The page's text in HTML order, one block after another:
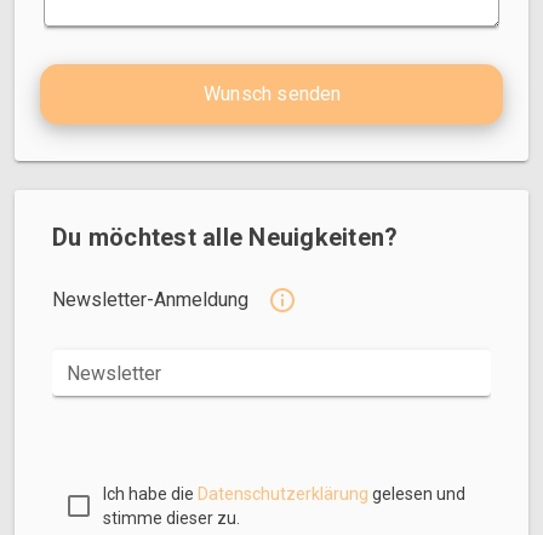
Wunsch senden
Du möchtest alle Neuigkeiten?
Newsletter-Anmeldung
Newsletter
Ich habe die Datenschutzerklärung gelesen und
stimme dieser zu.